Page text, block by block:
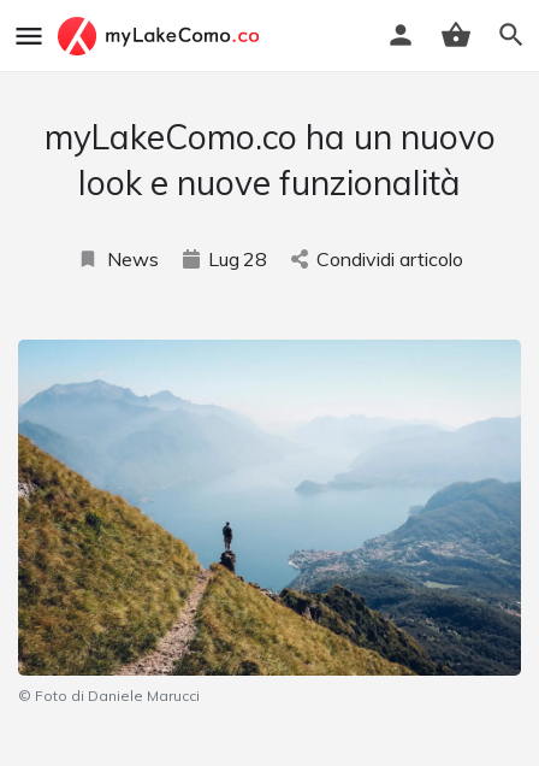
myLakeComo.co ha un nuovo
look e nuove funzionalità
News Lug 28 Condividi articolo
© Foto di Daniele Marucci